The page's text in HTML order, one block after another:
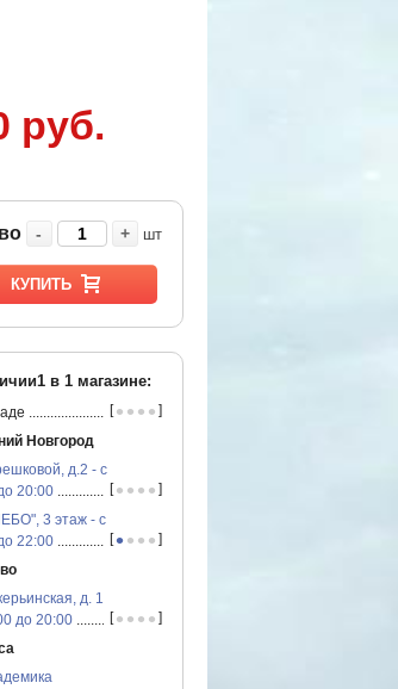
руб.
- + шт
КУПИТЬ
в 1магазине:
...............................................
[•••• ]
Новгород
д.2 - с
20:00...............................................
[•••• ]
3 этаж - с
22:00...............................................
[•••• ]
д. 1
до 20:00...............................................
[•••• ]